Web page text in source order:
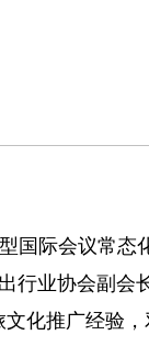
国际会议常态
行业协会副会
化推广经验